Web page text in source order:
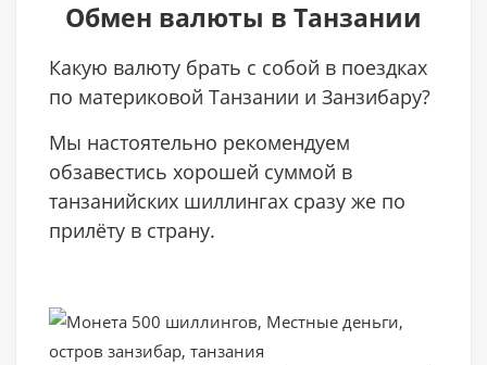
Обмен валюты в Танзании
Какую валюту брать с собой в поездках
по материковой Танзании и Занзибару?
Мы настоятельно рекомендуем
обзавестись хорошей суммой в
танзанийских шиллингах сразу же по
прилёту в страну.